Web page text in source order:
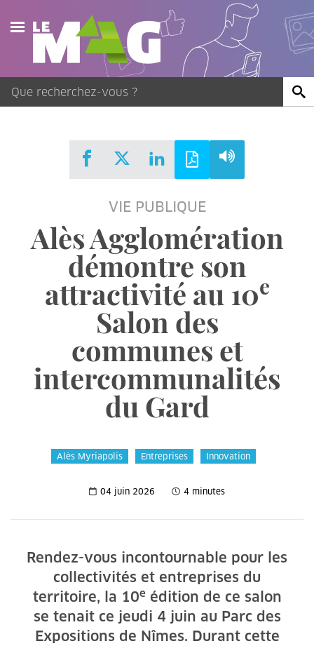
Actualités
Agenda
Publications
VIE PUBLIQUE
Alès Agglomération
démontre son
attractivité au 10e
Salon des
communes et
intercommunalités
du Gard
Alès Myriapolis Entreprises Innovation
04 juin 2026 4 minutes
Rendez-vous incontournable pour les
collectivités et entreprises du
territoire, la 10e édition de ce salon
se tenait ce jeudi 4 juin au Parc des
Expositions de Nîmes. Durant cette